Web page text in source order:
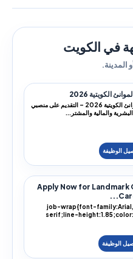
في الكويت
الكويتية 2026
وظائف مؤسسة الموانئ الكويتية 2026 – التقديم على منصبي
والمالية والمشتر...
Apply Now for Landmark
.job-wrap{font-
serif;line-